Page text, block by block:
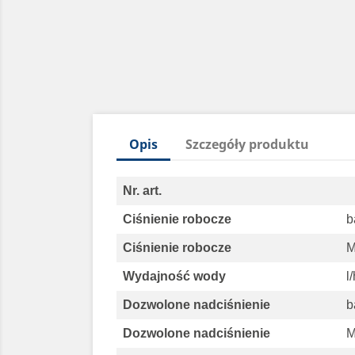
Opis Szczegóły produktu
Nr. art.
Ciśnienie robocze
Ciśnienie robocze
Wydajność wody
Dozwolone nadciśnienie
Dozwolone nadciśnienie